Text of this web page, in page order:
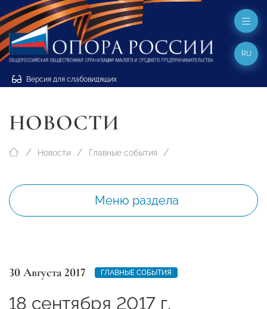
Версия для слабовидящих
RU
НОВОСТИ
Новости Главные события
Меню раздела
30 Августа 2017 ГЛАВНЫЕ СОБЫТИЯ
18 сентября 2017 г.